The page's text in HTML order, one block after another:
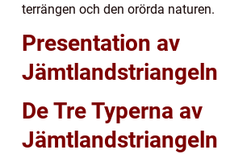
terrängen och den orörda naturen.
Presentation av
Jämtlandstriangeln
De Tre Typerna av
Jämtlandstriangeln